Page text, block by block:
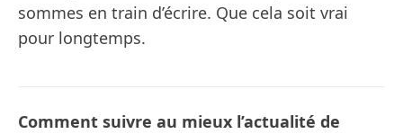
sommes en train d’écrire. Que cela soit vrai
pour longtemps.
Comment suivre au mieux l’actualité de